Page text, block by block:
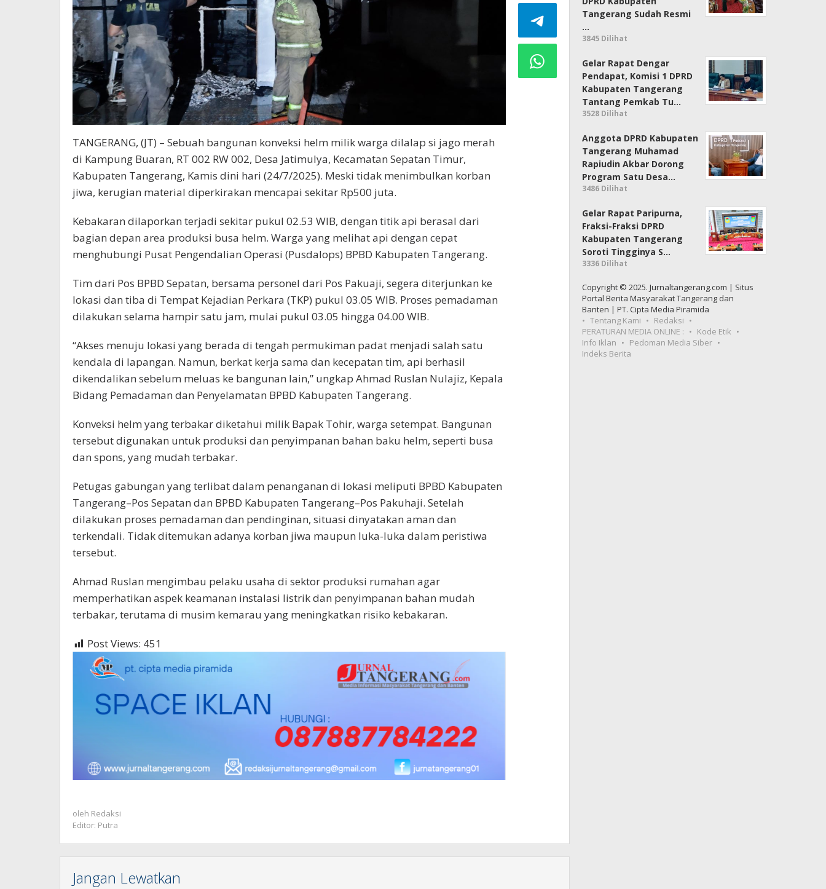
TANGERANG, (JT) – Sebuah bangunan konveksi helm milik warga dilalap si jago merah
di Kampung Buaran, RT 002 RW 002, Desa Jatimulya, Kecamatan Sepatan Timur,
Kabupaten Tangerang, Kamis dini hari (24/7/2025). Meski tidak menimbulkan korban
jiwa, kerugian material diperkirakan mencapai sekitar Rp500 juta.
Kebakaran dilaporkan terjadi sekitar pukul 02.53 WIB, dengan titik api berasal dari
bagian depan area produksi busa helm. Warga yang melihat api dengan cepat
menghubungi Pusat Pengendalian Operasi (Pusdalops) BPBD Kabupaten Tangerang.
Tim dari Pos BPBD Sepatan, bersama personel dari Pos Pakuaji, segera diterjunkan ke
lokasi dan tiba di Tempat Kejadian Perkara (TKP) pukul 03.05 WIB. Proses pemadaman
dilakukan selama hampir satu jam, mulai pukul 03.05 hingga 04.00 WIB.
“Akses menuju lokasi yang berada di tengah permukiman padat menjadi salah satu
kendala di lapangan. Namun, berkat kerja sama dan kecepatan tim, api berhasil
dikendalikan sebelum meluas ke bangunan lain,” ungkap Ahmad Ruslan Nulajiz, Kepala
Bidang Pemadaman dan Penyelamatan BPBD Kabupaten Tangerang.
Konveksi helm yang terbakar diketahui milik Bapak Tohir, warga setempat. Bangunan
tersebut digunakan untuk produksi dan penyimpanan bahan baku helm, seperti busa
dan spons, yang mudah terbakar.
Petugas gabungan yang terlibat dalam penanganan di lokasi meliputi BPBD Kabupaten
Tangerang–Pos Sepatan dan BPBD Kabupaten Tangerang–Pos Pakuhaji. Setelah
dilakukan proses pemadaman dan pendinginan, situasi dinyatakan aman dan
terkendali. Tidak ditemukan adanya korban jiwa maupun luka-luka dalam peristiwa
tersebut.
Ahmad Ruslan mengimbau pelaku usaha di sektor produksi rumahan agar
memperhatikan aspek keamanan instalasi listrik dan penyimpanan bahan mudah
terbakar, terutama di musim kemarau yang meningkatkan risiko kebakaran.
Post Views: 451
oleh Redaksi
Editor: Putra
Jangan Lewatkan
Tangerang Sudah Resmi
…
3845 Dilihat
Gelar Rapat Dengar
Pendapat, Komisi 1 DPRD
Kabupaten Tangerang
Tantang Pemkab Tu…
3528 Dilihat
Anggota DPRD Kabupaten
Tangerang Muhamad
Rapiudin Akbar Dorong
Program Satu Desa…
3486 Dilihat
Gelar Rapat Paripurna,
Fraksi-Fraksi DPRD
Kabupaten Tangerang
Soroti Tingginya S…
3336 Dilihat
Copyright © 2025. Jurnaltangerang.com | Situs
Portal Berita Masyarakat Tangerang dan
Banten | PT. Cipta Media Piramida
Tentang Kami
Redaksi
PERATURAN MEDIA ONLINE :
Kode Etik
Info Iklan
Pedoman Media Siber
Indeks Berita